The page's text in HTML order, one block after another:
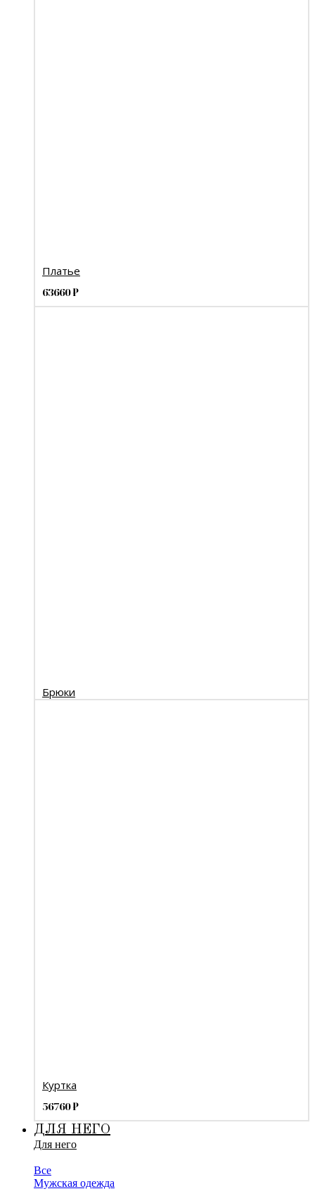
Платье
63660₽
Брюки
Куртка
56760₽
ДЛЯ НЕГО
Для него
Все
Мужская одежда